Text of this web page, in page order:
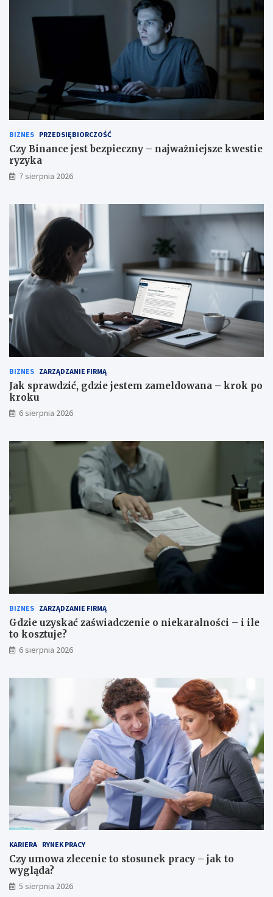
BIZNES PRZEDSIĘBIORCZOŚĆ
Czy Binance jest bezpieczny – najważniejsze kwestie
ryzyka
7 sierpnia 2026
BIZNES ZARZĄDZANIE FIRMĄ
Jak sprawdzić, gdzie jestem zameldowana – krok po
kroku
6 sierpnia 2026
BIZNES ZARZĄDZANIE FIRMĄ
Gdzie uzyskać zaświadczenie o niekaralności – i ile
to kosztuje?
6 sierpnia 2026
KARIERA RYNEK PRACY
Czy umowa zlecenie to stosunek pracy – jak to
wygląda?
5 sierpnia 2026